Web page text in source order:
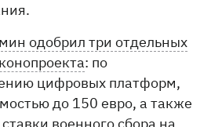
одобрил три отдельных
: по
цифровых платформ,
до 150 евро, а также